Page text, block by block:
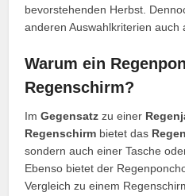
bevorstehenden Herbst.
anderen Auswahlkriterien auch
Warum ein
Regenschirm?
ImGegensatz zu einer
Regenschirm bietet das
sondern auch einer Tasche
Ebenso bietet der
Vergleich zu einem